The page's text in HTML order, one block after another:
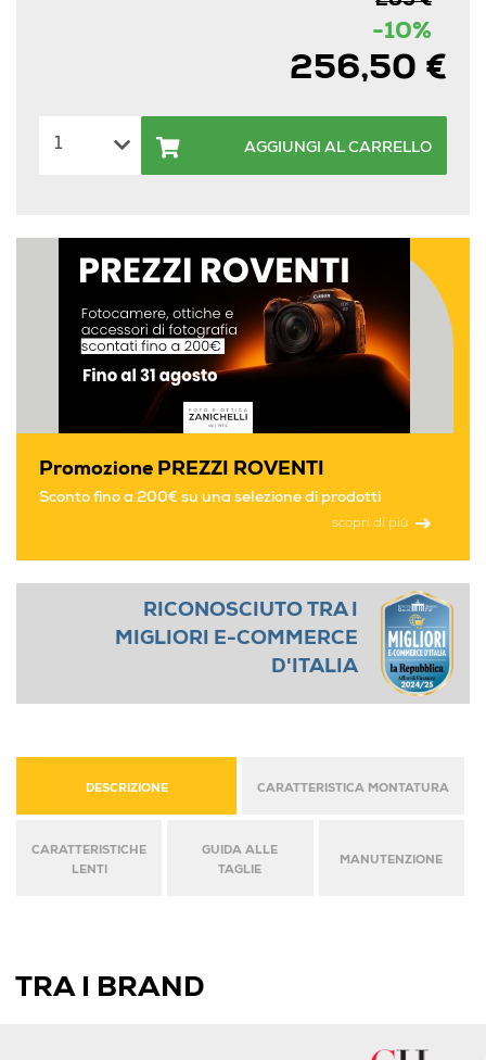
-10%
256,50 €
AGGIUNGI AL CARRELLO
Promozione PREZZI ROVENTI
Sconto fino a 200€ su una selezione di prodotti
scopri di più
RICONOSCIUTO TRA I
MIGLIORI E-COMMERCE
D'ITALIA
DESCRIZIONE CARATTERISTICA MONTATURA
CARATTERISTICHE
LENTI
GUIDA ALLE
TAGLIE
MANUTENZIONE
TRA I BRAND